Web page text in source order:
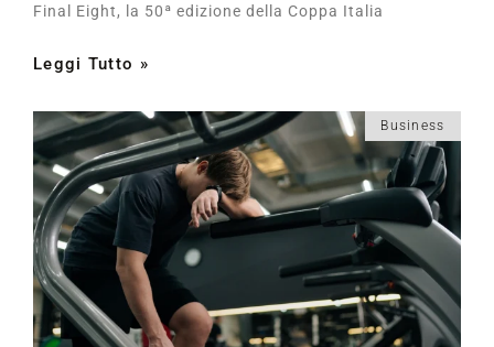
Final Eight, la 50ª edizione della Coppa Italia
Leggi Tutto »
Business